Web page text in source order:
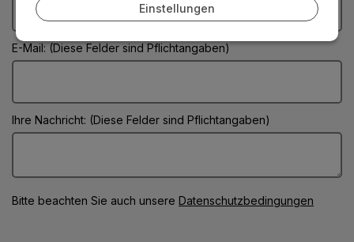
Einstellungen
E-Mail: (Diese Felder sind Pflichtangaben)
Ihre Nachricht: (Diese Felder sind Pflichtangaben)
Bitte beachten Sie auch unsere Datenschutzbedingungen